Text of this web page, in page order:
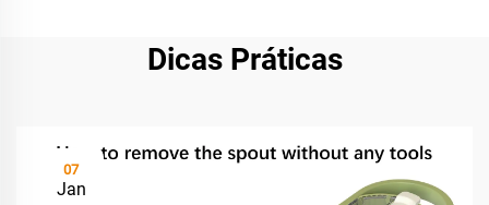
Dicas Práticas
07
Jan